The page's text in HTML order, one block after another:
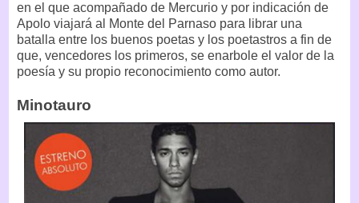
en el que acompañado de Mercurio y por indicación de
Apolo viajará al Monte del Parnaso para librar una
batalla entre los buenos poetas y los poetastros a fin de
que, vencedores los primeros, se enarbole el valor de la
poesía y su propio reconocimiento como autor.
Minotauro